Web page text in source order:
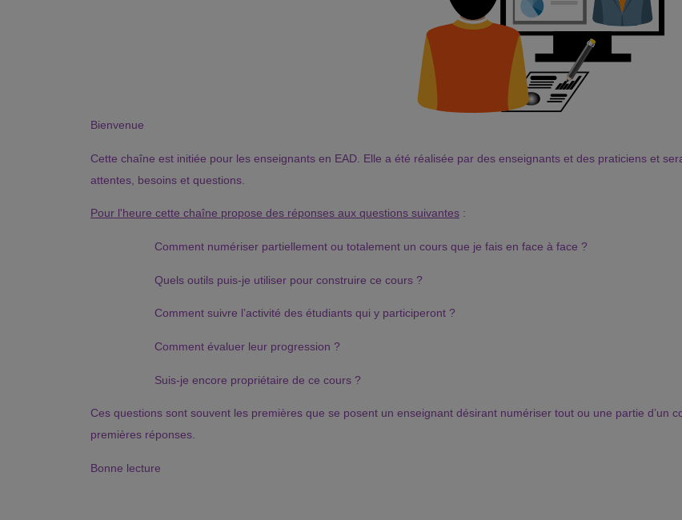
Bienvenue
Cette chaîne est initiée pour les enseignants en EAD. Elle a été réalisée par des enseignants et des praticiens et
attentes, besoins et questions.
Pour l'heure cette chaîne propose des réponses aux questions suivantes :
Comment numériser partiellement ou totalement un cours que je fais en face à face ?
Quels outils puis-je utiliser pour construire ce cours ?
Comment suivre l’activité des étudiants qui y participeront ?
Comment évaluer leur progression ?
Suis-je encore propriétaire de ce cours ?
Ces questions sont souvent les premières que se posent un enseignant désirant numériser tout ou une partie d’un
premières réponses.
Bonne lecture